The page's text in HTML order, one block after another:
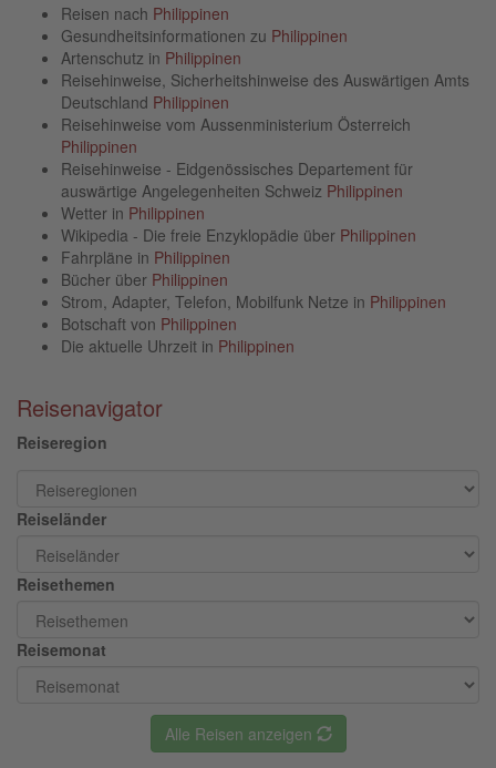
Reisen nach Philippinen
Gesundheitsinformationen zu Philippinen
Artenschutz in Philippinen
Reisehinweise, Sicherheitshinweise des Auswärtigen Amts
Deutschland Philippinen
Reisehinweise vom Aussenministerium Österreich
Philippinen
Reisehinweise - Eidgenössisches Departement für
auswärtige Angelegenheiten Schweiz Philippinen
Wetter in Philippinen
Wikipedia - Die freie Enzyklopädie über Philippinen
Fahrpläne in Philippinen
Bücher über Philippinen
Strom, Adapter, Telefon, Mobilfunk Netze in Philippinen
Botschaft von Philippinen
Die aktuelle Uhrzeit in Philippinen
Reisenavigator
Reiseregion
Reiseländer
Reisethemen
Reisemonat
Alle Reisen anzeigen